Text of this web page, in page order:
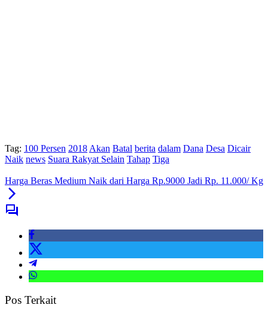
Tag: 100 Persen 2018 Akan Batal berita dalam Dana Desa Dicair
Naik news Suara Rakyat Selain Tahap Tiga
Harga Beras Medium Naik dari Harga Rp.9000 Jadi Rp. 11.000/ Kg
Pos Terkait